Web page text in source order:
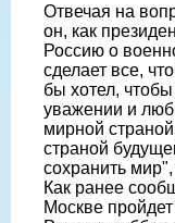
Отвечая на
он, как
Россию о
сделает все,
бы хотел,
уважении и
мирной
страной
сохранить
Как ранее
Москве